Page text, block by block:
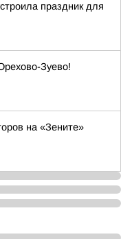
праздник для
Зуево!
на «Зените»